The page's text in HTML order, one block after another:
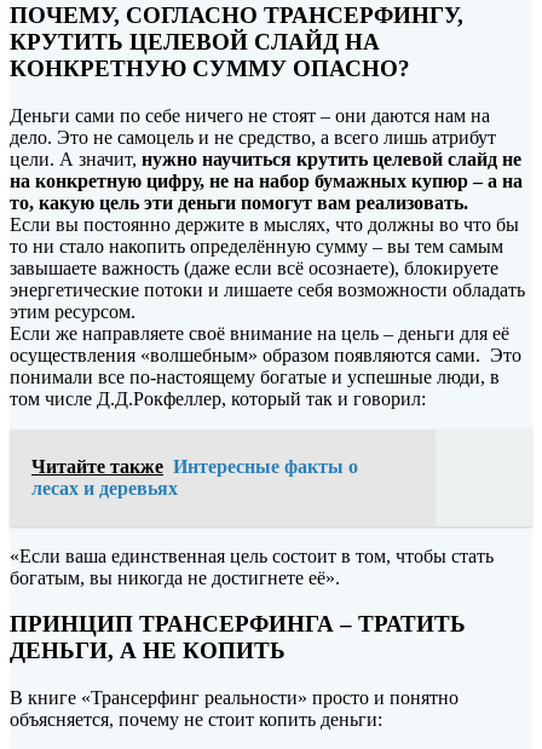
ПОЧЕМУ, СОГЛАСНО ТРАНСЕРФИНГУ,
КРУТИТЬ ЦЕЛЕВОЙ СЛАЙД НА
КОНКРЕТНУЮ СУММУ ОПАСНО?
Деньги сами по себе ничего не стоят – они даются нам на
дело. Это не самоцель и не средство, а всего лишь атрибут
цели. А значит, нужно научиться крутить целевой слайд не
на конкретную цифру, не на набор бумажных купюр – а на
то, какую цель эти деньги помогут вам реализовать.
Если вы постоянно держите в мыслях, что должны во что бы
то ни стало накопить определённую сумму – вы тем самым
завышаете важность (даже если всё осознаете), блокируете
энергетические потоки и лишаете себя возможности обладать
этим ресурсом.
Если же направляете своё внимание на цель – деньги для её
осуществления «волшебным» образом появляются сами. Это
понимали все по-настоящему богатые и успешные люди, в
том числе Д.Д.Рокфеллер, который так и говорил:
Читайте также Интересные факты о
лесах и деревьях
«Если ваша единственная цель состоит в том, чтобы стать
богатым, вы никогда не достигнете её».
ПРИНЦИП ТРАНСЕРФИНГА – ТРАТИТЬ
ДЕНЬГИ, А НЕ КОПИТЬ
В книге «Трансерфинг реальности» просто и понятно
объясняется, почему не стоит копить деньги: